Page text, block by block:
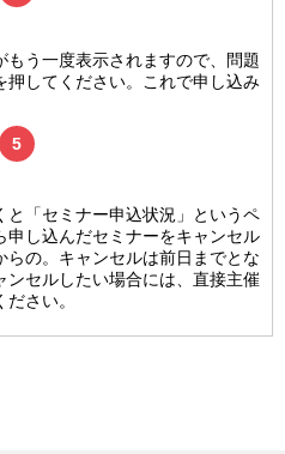
う一度表示されますので、問題
押してください。これで申し込み
5
と「セミナー申込状況」というペ
申し込んだセミナーをキャンセル
の。キャンセルは前日までとな
ンセルしたい場合には、直接主催
さい。